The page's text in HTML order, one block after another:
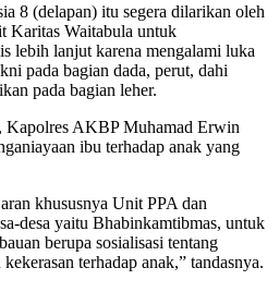
8 (delapan) itu segera dilarikan oleh
Karitas Waitabula untuk
lebih lanjut karena mengalami luka
pada bagian dada, perut, dahi
pada bagian leher.
Kapolres AKBP Muhamad Erwin
ibu terhadap anak yang
khususnya Unit PPA dan
desa yaitu Bhabinkamtibmas, untuk
berupa sosialisasi tentang
terhadap anak,” tandasnya.